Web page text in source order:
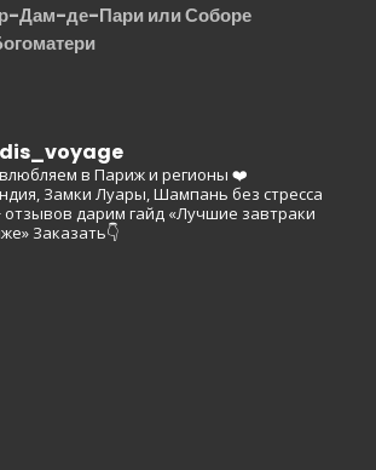
Дам-де-Пари или Соборе
влюбляем в Париж и регионы ❤️
Замки Луары, Шампань без стресса
отзывов дарим гайд «Лучшие завтраки
Заказать👇